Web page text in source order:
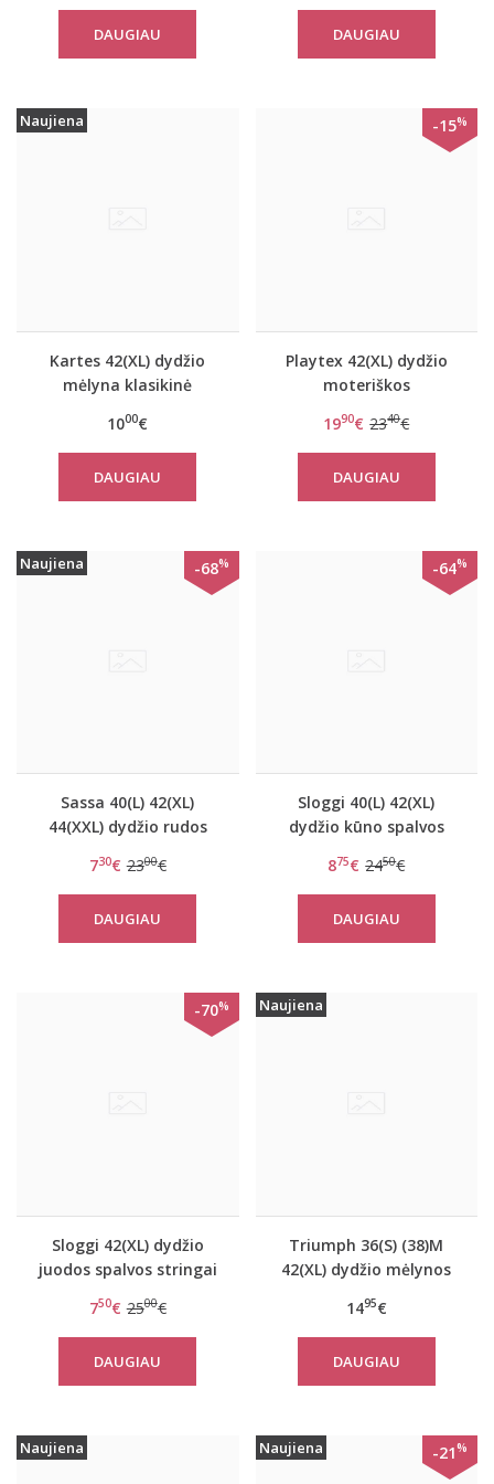
DAUGIAU DAUGIAU
Naujiena
Kartes 42(XL) dydžio
mėlyna klasikinė
1000€
DAUGIAU
-15%
Playtex 42(XL) dydžio
moteriškos
spalvos kelnaitės P4261
1990€ 2340€
DAUGIAU
Naujiena -68%
Sassa 40(L) 42(XL)
44(XXL) dydžio rudos
kelnaitės 44390
730€ 2300€
DAUGIAU
-64%
Sloggi 40(L) 42(XL)
dydžio kūno spalvos
875€ 2450€
DAUGIAU
-70%
Sloggi 42(XL) dydžio
juodos spalvos stringai
750€ 2500€
DAUGIAU
Naujiena
Triumph 36(S) (38)M
42(XL) dydžio mėlynos
medvilninė miego
palaidinė Mix Match
TOP SSL 01 X
1495€
DAUGIAU
Naujiena Naujiena -21%